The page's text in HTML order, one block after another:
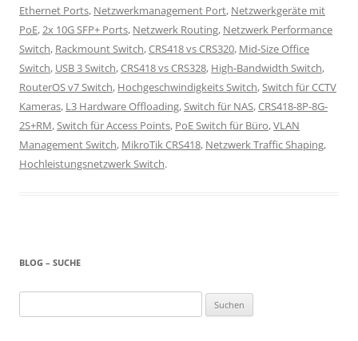
Ethernet Ports, Netzwerkmanagement Port, Netzwerkgeräte mit
PoE,2x 10G SFP+ Ports, Netzwerk Routing, Netzwerk Performance
Switch, Rackmount Switch,CRS418 vs CRS320, Mid-Size Office
Switch, USB 3 Switch,CRS418 vs CRS328, High-Bandwidth Switch,
RouterOS v7 Switch, Hochgeschwindigkeits Switch,Switch für CCTV
Kameras, L3 Hardware Offloading,Switch für NAS,CRS418-8P-8G-
2S+RM,Switch für Access Points, PoE Switch für Büro,VLAN
Management Switch, MikroTik CRS418, Netzwerk Traffic Shaping,
Hochleistungsnetzwerk Switch.
BLOG – SUCHE
nach: